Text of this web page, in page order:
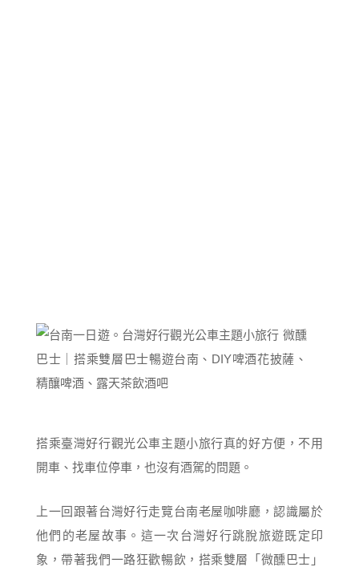
搭乘臺灣好行觀光公車主題小旅行真的好方便，不用
開車、找車位停車，也沒有酒駕的問題。
上一回跟著台灣好行走覽台南老屋咖啡廳，認識屬於
他們的老屋故事。這一次台灣好行跳脫旅遊既定印
象，帶著我們一路狂歡暢飲，搭乘雙層「微醺巴士」